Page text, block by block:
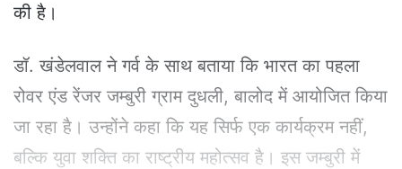
की है।
डॉ. खंडेलवाल ने गर्व के साथ बताया कि भारत का पहला
रोवर एंड रेंजर जम्बुरी ग्राम दुधली, बालोद में आयोजित किया
जा रहा है। उन्होंने कहा कि यह सिर्फ एक कार्यक्रम नहीं,
बल्कि युवा शक्ति का राष्ट्रीय महोत्सव है। इस जम्बुरी में